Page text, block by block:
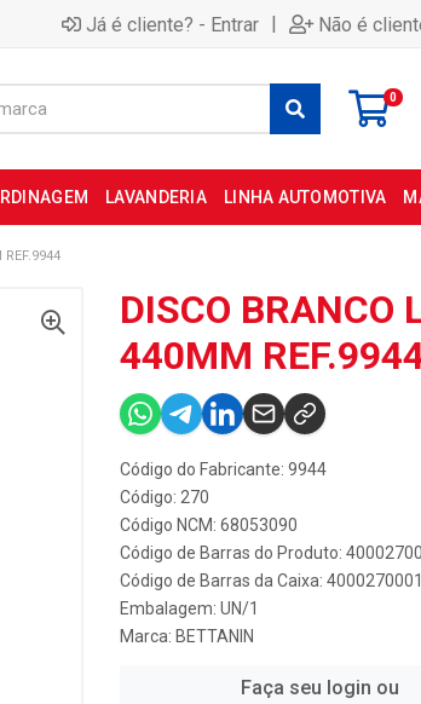
Já é cliente? - Entrar | Não é
0
LAVANDERIA LINHA AUTOMOTIVA
REF.9944
DISCO BRANCO
440MM
Código do Fabricante: 9944
Código: 270
Código NCM: 68053090
Código de Barras do Produto:
Código de Barras da Caixa:
Embalagem: UN/1
Marca: BETTANIN
Faça seu login ou